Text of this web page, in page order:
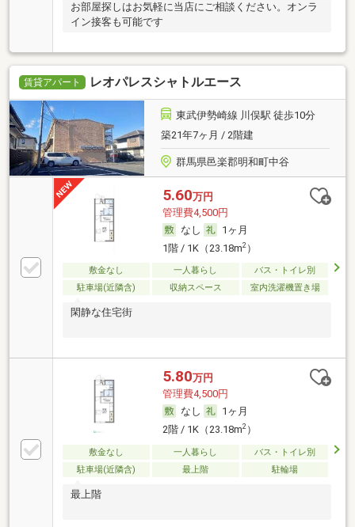
お部屋探しはお気軽に当店にご相談ください。オンラ
イン接客も可能です
賃貸アパート レオパレスシャトルエース
東武伊勢崎線 川俣駅 徒歩10分
築21年7ヶ月 / 2階建
群馬県邑楽郡明和町中谷
5.60万円
管理費4,500円
なし
1ヶ月
1階 / 1K（23.18m2）
敷金なし 一人暮らし
バス・トイレ別
駐車場(近隣含)
収納スペース 室内洗濯機置き場
閑静な住宅街
5.80万円
管理費4,500円
なし
1ヶ月
2階 / 1K（23.18m2）
敷金なし 一人暮らし
バス・トイレ別
駐車場(近隣含)
最上階 駐輪場
最上階